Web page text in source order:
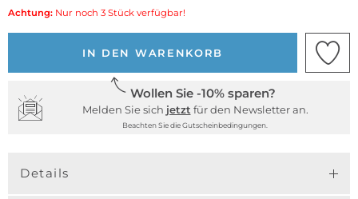
Achtung: Nur noch 3 Stück verfügbar!
IN DEN WARENKORB
Wollen Sie -10% sparen?
Melden Sie sich jetzt für den Newsletter an.
Beachten Sie die Gutscheinbedingungen.
Details